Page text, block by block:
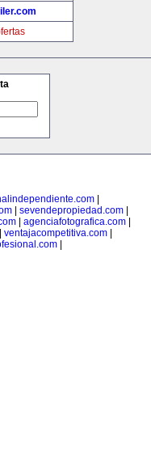
| sevendepropiedad.com|
| agenciafotografica.com|
ventajacompetitiva.com
|